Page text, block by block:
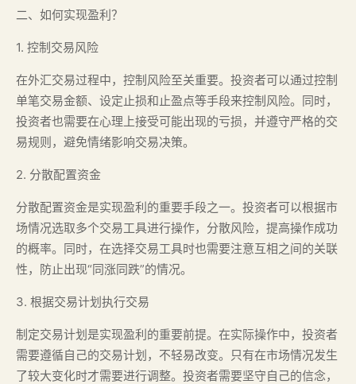
二、如何实现盈利？
1. 控制交易风险
在外汇交易过程中，控制风险至关重要。投资者可以通过控制
单笔交易金额、设定止损和止盈点等手段来控制风险。同时，
投资者也需要在心理上接受可能出现的亏损，并遵守严格的交
易规则，避免情绪影响交易决策。
2. 分散配置资金
分散配置资金是实现盈利的重要手段之一。投资者可以根据市
场情况选取多个交易工具进行操作，分散风险，提高操作成功
的概率。同时，在选择交易工具时也需要注意互相之间的关联
性，防止出现“同涨同跌”的情况。
3. 根据交易计划执行交易
制定交易计划是实现盈利的重要前提。在实际操作中，投资者
需要遵循自己的交易计划，不轻易改变。只有在市场情况发生
了较大变化时才需要进行调整。投资者需要坚守自己的信念，